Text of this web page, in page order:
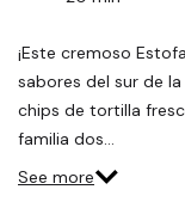
¡Este cremoso
sabores del sur de
chips de tortilla
familia dos…
See more